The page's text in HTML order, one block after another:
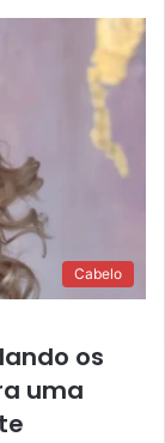
Cabelo
os
uma